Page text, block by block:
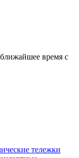
время с
тележки